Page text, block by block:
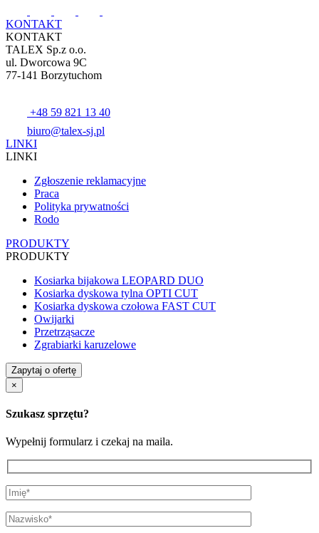
KONTAKT
KONTAKT
TALEX Sp.z o.o.
ul. Dworcowa 9C
77-141 Borzytuchom
+48 59 821 13 40
biuro@talex-sj.pl
LINKI
LINKI
Zgłoszenie reklamacyjne
Praca
Polityka prywatności
Rodo
PRODUKTY
PRODUKTY
Kosiarka bijakowa LEOPARD DUO
Kosiarka dyskowa tylna OPTI CUT
Kosiarka dyskowa czołowa FAST CUT
Owijarki
Przetrząsacze
Zgrabiarki karuzelowe
Zapytaj o ofertę
×
Szukasz sprzętu?
Wypełnij formularz i czekaj na maila.